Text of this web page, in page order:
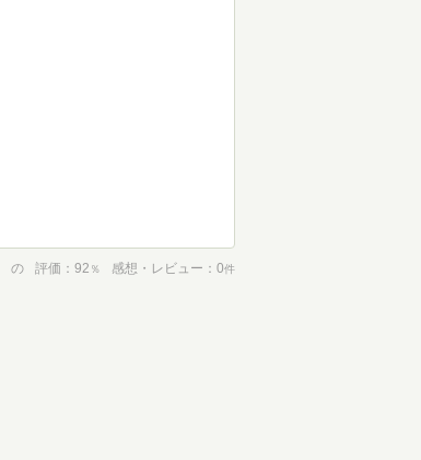
の 評価 92 ％ 感想・レビュー 0件